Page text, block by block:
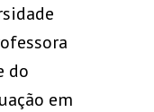
do
em